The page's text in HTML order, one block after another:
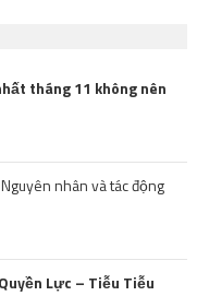
tháng 11 không nên
nhân và tác động
Lực – Tiễu Tiễu